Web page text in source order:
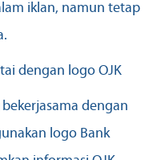
iklan, namun tetap
dengan logo OJK
dengan
logo Bank